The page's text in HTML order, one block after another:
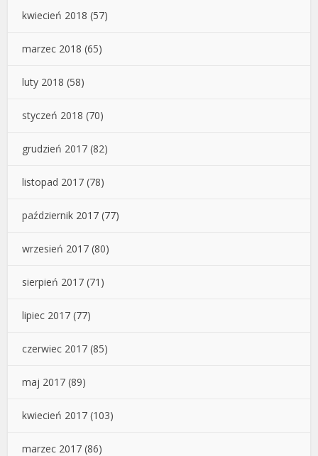
kwiecień 2018 (57)
marzec 2018 (65)
luty 2018 (58)
styczeń 2018 (70)
grudzień 2017 (82)
listopad 2017 (78)
październik 2017 (77)
wrzesień 2017 (80)
sierpień 2017 (71)
lipiec 2017 (77)
czerwiec 2017 (85)
maj 2017 (89)
kwiecień 2017 (103)
marzec 2017 (86)